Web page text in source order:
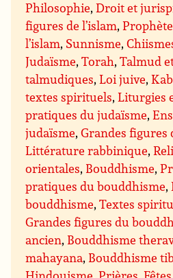
Philosophie,Droit et
figures de l’islam,
l’islam, Sunnisme,
Judaïsme,Torah,Talmud
talmudiques,Loi juive,
textes spirituels,Liturgies
pratiques du judaïsme,
judaïsme,Grandes figures
Littérature rabbinique,
orientales, Bouddhisme,
pratiques du bouddhisme,
bouddhisme,Textes
Grandes figures du
ancien, Bouddhisme
mahayana, Bouddhisme